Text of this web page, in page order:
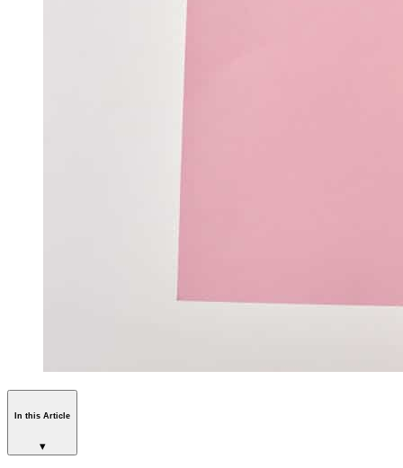
In this Article
▾